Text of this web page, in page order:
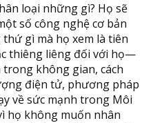
loại những gì? Họ sẽ
số công nghệ cơ bản
gì mà họ xem là tiên
thiêng liêng đối với họ—
không gian, cách
điện tử, phương pháp
về sức mạnh trong Môi
họ không muốn nhân